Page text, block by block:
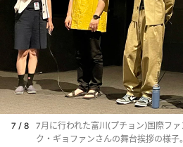
7 / 8
7月に行われた富川(プチョン)国際ファ
ク・ギョファンさんの舞台挨拶の様